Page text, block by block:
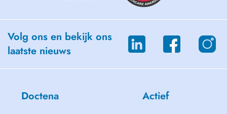
Volg ons en bekijk ons
laatste nieuws
Doctena Actief